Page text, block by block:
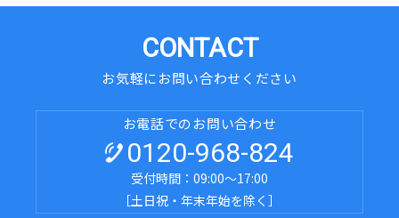
CONTACT
お気軽にお問い合わせください
お電話でのお問い合わせ
0120-968-824
受付時間：09:00～17:00
［土日祝・年末年始を除く］